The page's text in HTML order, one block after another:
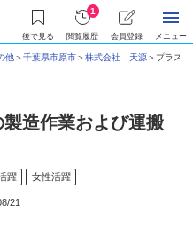
後で見る
1
閲覧履歴 会員登録 メニュー
他＞千葉県市原市＞株式会社 天源＞ プラス
造作業および運搬
躍 女性活躍
21